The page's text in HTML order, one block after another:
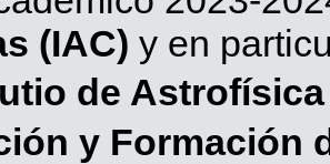
(IAC) y en
de
y Formación